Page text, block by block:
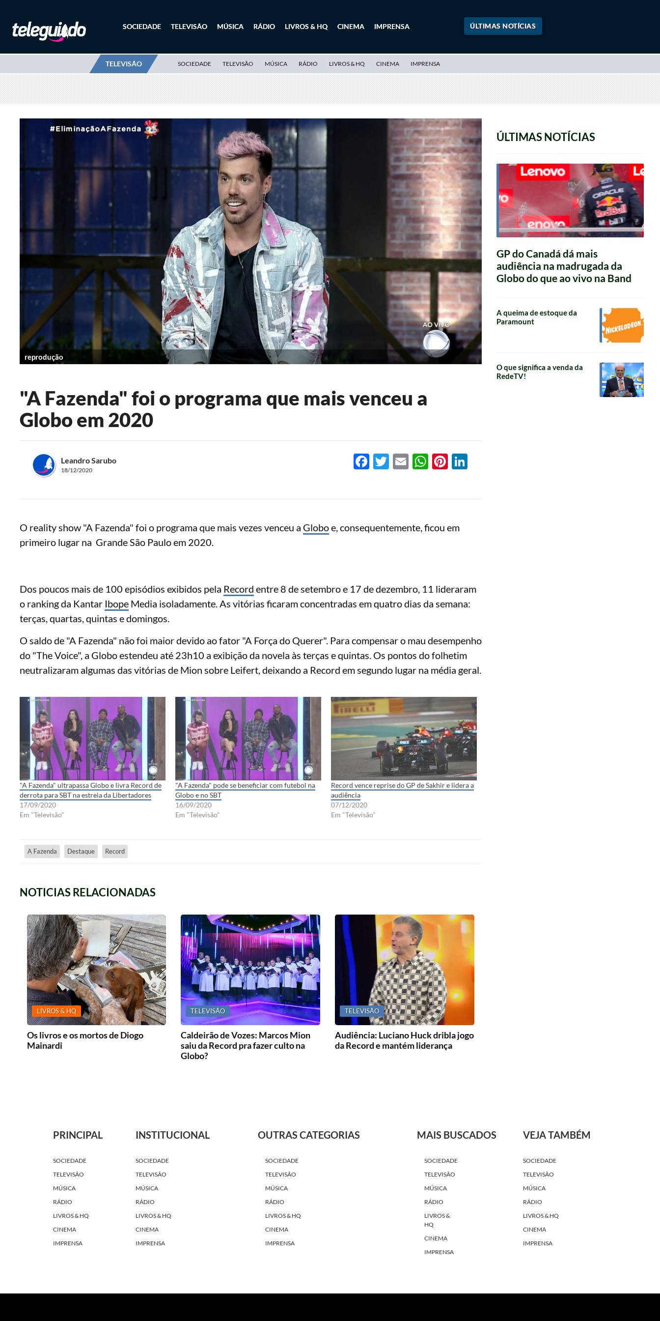
ÚLTIMAS NOTÍCIAS
SOCIEDADE TELEVISÃO MÚSICA RÁDIO LIVROS & HQ CINEMA IMPRENSA
TELEVISÃO SOCIEDADE TELEVISÃO MÚSICA RÁDIO LIVROS & HQ CINEMA IMPRENSA
reprodução
"A Fazenda" foi o programa que mais venceu a
Globo em 2020
Leandro Sarubo
18/12/2020 Facebook
Twitter
EmailWhatsApp
Pinterest
LinkedIn
O reality show "A Fazenda" foi o programa que mais vezes venceu a Globoe, consequentemente, ficou em
primeiro lugar na Grande São Paulo em 2020.
Dos poucos mais de 100 episódios exibidos pela Record entre 8 de setembro e 17 de dezembro, 11 lideraram
o ranking da Kantar IbopeMedia isoladamente. As vitórias ficaram concentradas em quatro dias da semana:
terças, quartas, quintas e domingos.
O saldo de "A Fazenda" não foi maior devido ao fator "A Força do Querer". Para compensar o mau desempenho
do "The Voice", a Globo estendeu até 23h10 a exibição da novela às terças e quintas. Os pontos do folhetim
neutralizaram algumas das vitórias de Mion sobre Leifert, deixando a Record em segundo lugar na média geral.
"A Fazenda" ultrapassa Globo e livra Record de
derrota para SBT na estreia da Libertadores
17/09/2020
Em "Televisão"
"A Fazenda" pode se beneficiar com futebol na
Globo e no SBT
16/09/2020
Em "Televisão"
Record vence reprise do GP de Sakhir e lidera a
audiência
07/12/2020
Em "Televisão"
A Fazenda Destaque Record
NOTICIAS RELACIONADAS
LIVROS & HQ
Os livros e os mortos de Diogo
Mainardi
TELEVISÃO
Caldeirão de Vozes: Marcos Mion
saiu da Record pra fazer culto na
Globo?
TELEVISÃO
Audiência: Luciano Huck dribla jogo
da Record e mantém liderança
ÚLTIMAS NOTÍCIAS
GP do Canadá dá mais
audiência na madrugada da
Globo do que ao vivo na Band
A queima de estoque da
Paramount
O que significa a venda da
RedeTV!
PRINCIPAL
SOCIEDADE
TELEVISÃO
MÚSICA
RÁDIO
LIVROS & HQ
CINEMA
IMPRENSA
INSTITUCIONAL
SOCIEDADE
TELEVISÃO
MÚSICA
RÁDIO
LIVROS & HQ
CINEMA
IMPRENSA
OUTRAS CATEGORIAS
SOCIEDADE
TELEVISÃO
MÚSICA
RÁDIO
LIVROS & HQ
CINEMA
IMPRENSA
MAIS BUSCADOS
SOCIEDADE
TELEVISÃO
MÚSICA
RÁDIO
LIVROS &
HQ
CINEMA
IMPRENSA
VEJA TAMBÉM
SOCIEDADE
TELEVISÃO
MÚSICA
RÁDIO
LIVROS & HQ
CINEMA
IMPRENSA